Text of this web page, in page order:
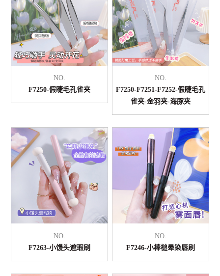
NO.
F7250-假睫毛孔雀夹
NO.
F7250-F7251-F7252-假睫毛孔
雀夹-金羽夹-海豚夹
NO.
F7263-小馒头遮瑕刷
NO.
F7246-小棒槌晕染唇刷